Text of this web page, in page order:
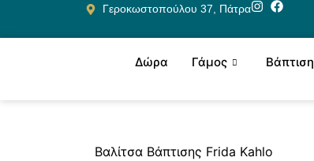
Γεροκωστοπούλου 37, Πάτρα
Δώρα Γάμος Βάπτιση
Βαλίτσα Βάπτισης Frida Kahlo